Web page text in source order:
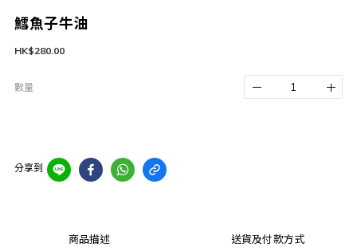
鱈魚子牛油
HK$280.00
數量
分享到
商品描述 送貨及付款方式